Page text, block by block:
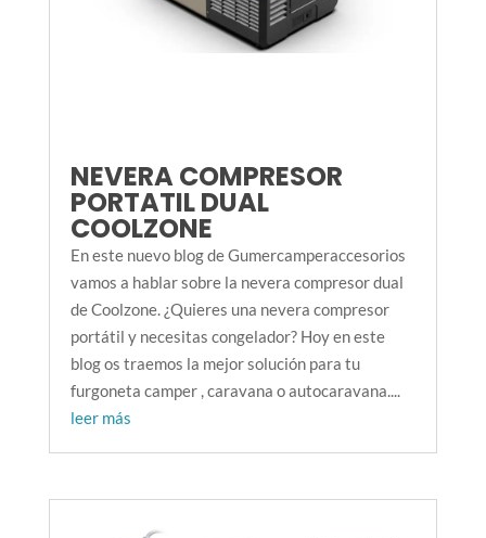
NEVERA COMPRESOR
PORTATIL DUAL
COOLZONE
En este nuevo blog de Gumercamperaccesorios
vamos a hablar sobre la nevera compresor dual
de Coolzone. ¿Quieres una nevera compresor
portátil y necesitas congelador? Hoy en este
blog os traemos la mejor solución para tu
furgoneta camper , caravana o autocaravana....
leer más